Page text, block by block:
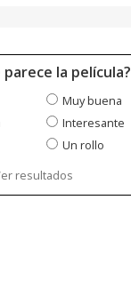
la película?
Muy buena
Interesante
Un rollo
resultados